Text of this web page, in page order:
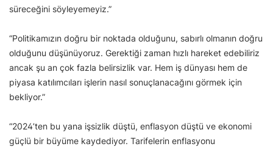
süreceğini söyleyemeyiz.”
“Politikamızın doğru bir noktada olduğunu, sabırlı olmanın doğru
olduğunu düşünüyoruz. Gerektiği zaman hızlı hareket edebiliriz
ancak şu an çok fazla belirsizlik var. Hem iş dünyası hem de
piyasa katılımcıları işlerin nasıl sonuçlanacağını görmek için
bekliyor.”
“2024’ten bu yana işsizlik düştü, enflasyon düştü ve ekonomi
güçlü bir büyüme kaydediyor. Tarifelerin enflasyonu